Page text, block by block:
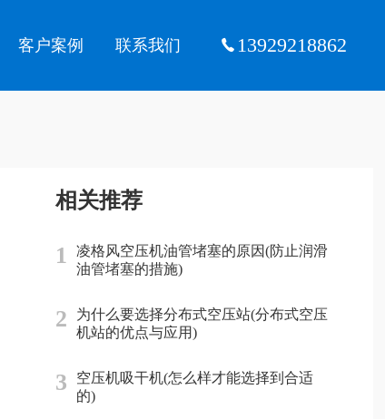
客户案例 联系我们 13929218862
相关推荐
1
凌格风空压机油管堵塞的原因(防止润滑
油管堵塞的措施)
2
为什么要选择分布式空压站(分布式空压
机站的优点与应用)
3
空压机吸干机(怎么样才能选择到合适
的)